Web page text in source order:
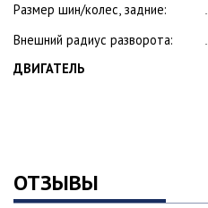
Размер шин/колес, задние:
Внешний радиус разворота:
ДВИГАТЕЛЬ
ОТЗЫВЫ